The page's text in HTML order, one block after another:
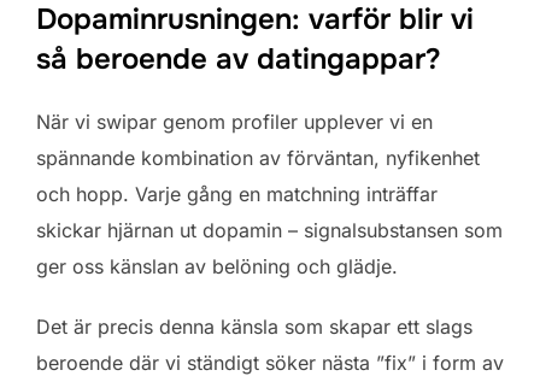
Dopaminrusningen: varför blir vi
så beroende av datingappar?
När vi swipar genom profiler upplever vi en
spännande kombination av förväntan, nyfikenhet
och hopp. Varje gång en matchning inträffar
skickar hjärnan ut dopamin – signalsubstansen som
ger oss känslan av belöning och glädje.
Det är precis denna känsla som skapar ett slags
beroende där vi ständigt söker nästa ”fix” i form av